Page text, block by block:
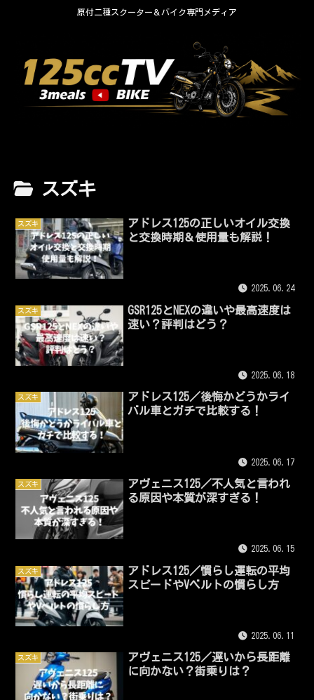
原付二種スクーター＆バイク専門メディア
スズキ
スズキ
アドレス125の正しいオイル交換
と交換時期＆使用量も解説！
2025.06.24
スズキ
GSR125とNEXの違いや最高速度は
速い？評判はどう？
2025.06.18
スズキ
アドレス125／後悔かどうかライ
バル車とガチで比較する！
2025.06.17
スズキ
アヴェニス125／不人気と言われ
る原因や本質が深すぎる！
2025.06.15
スズキ
アドレス125／慣らし運転の平均
スピードやVベルトの慣らし方
2025.06.11
スズキ
アヴェニス125／遅いから長距離
に向かない？街乗りは？